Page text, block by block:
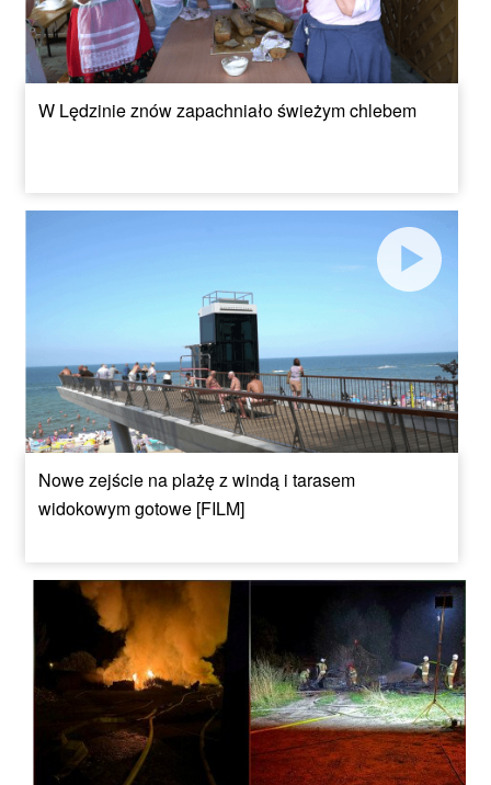
W Lędzinie znów zapachniało świeżym chlebem
Nowe zejście na plażę z windą i tarasem
widokowym gotowe [FILM]